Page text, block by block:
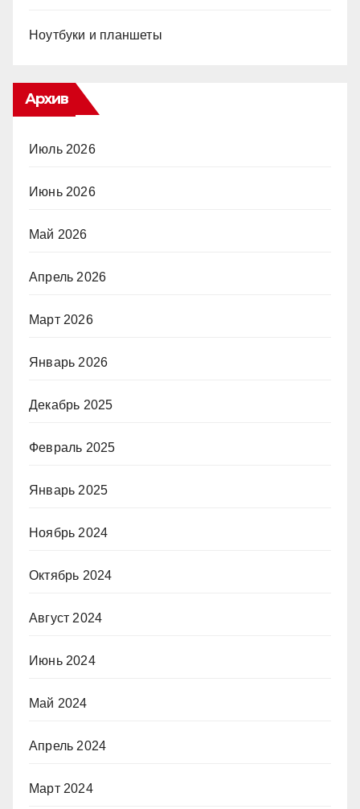
Ноутбуки и планшеты
Архив
Июль 2026
Июнь 2026
Май 2026
Апрель 2026
Март 2026
Январь 2026
Декабрь 2025
Февраль 2025
Январь 2025
Ноябрь 2024
Октябрь 2024
Август 2024
Июнь 2024
Май 2024
Апрель 2024
Март 2024